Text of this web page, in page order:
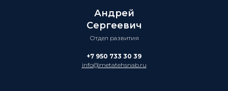
Андрей
Сергеевич
Отдел развития
+7 950 733 30 39
info@metatehsnab.ru